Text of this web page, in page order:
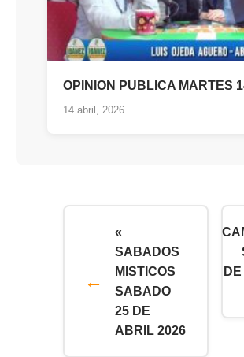
OPINION PUBLICA MARTES
14 abril, 2026
«
SABADOS
MISTICOS
SABADO
25 DE
ABRIL 2026